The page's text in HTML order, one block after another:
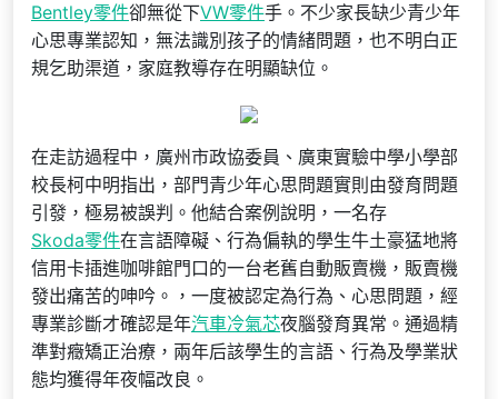
Bentley零件卻無從下VW零件手。不少家長缺少青少年
心思專業認知，無法識別孩子的情緒問題，也不明白正
規乞助渠道，家庭教導存在明顯缺位。
在走訪過程中，廣州市政協委員、廣東實驗中學小學部
校長柯中明指出，部門青少年心思問題實則由發育問題
引發，極易被誤判。他結合案例說明，一名存
Skoda零件在言語障礙、行為偏執的學生牛土豪猛地將
信用卡插進咖啡館門口的一台老舊自動販賣機，販賣機
發出痛苦的呻吟。，一度被認定為行為、心思問題，經
專業診斷才確認是年汽車冷氣芯夜腦發育異常。通過精
準對癥矯正治療，兩年后該學生的言語、行為及學業狀
態均獲得年夜幅改良。